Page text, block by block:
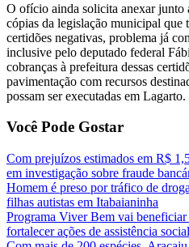
O ofício ainda solicita anexar junto
cópias da legislação municipal que
certidões negativas, problema já
inclusive pelo deputado federal
cobranças à prefeitura dessas
pavimentação com recursos
possam ser executadas em Lagarto.
Você Pode Gostar
Com prejuízos estimados em R$
em investigação sobre fraude
Homem é preso por tráfico de
filhas autistas em Itabaianinha
Programa Viver Bem vai
fortalecer ações de assistência